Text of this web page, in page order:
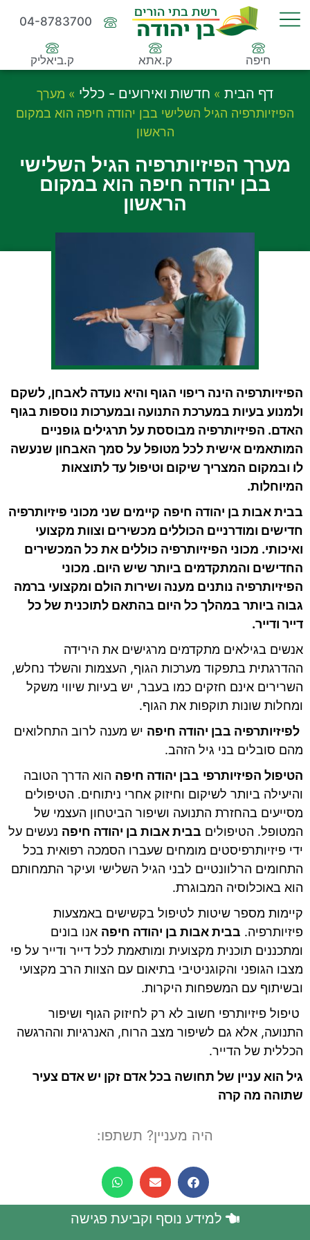
04-8783700
חיפה ק.אתא ק.ביאליק
דף הבית » חדשות ואירועים - כללי » מערך
הפיזיותרפיה הגיל השלישי בבן יהודה חיפה הוא במקום
הראשון
מערך הפיזיותרפיה הגיל השלישי
בבן יהודה חיפה הוא במקום
הראשון
הפיזיותרפיה הינה ריפוי הגוף והיא נועדה לאבחן, לשקם
ולמנוע בעיות במערכת התנועה ובמערכות נוספות בגוף
האדם. הפיזיותרפיה מבוססת על תרגילים גופניים
המותאמים אישית לכל מטופל על סמך האבחון שנעשה
לו ובמקום המצריך שיקום וטיפול עד לתוצאות
המיוחלות.
בבית אבות בן יהודה חיפה קיימים שני מכוני פיזיותרפיה
חדישים ומודרניים הכוללים מכשירים וצוות מקצועי
ואיכותי. מכוני הפיזיותרפיה כוללים את כל המכשירים
החדישים והמתקדמים ביותר שיש היום. מכוני
הפיזיותרפיה נותנים מענה ושירות הולם ומקצועי ברמה
גבוה ביותר במהלך כל היום בהתאם לתוכנית של כל
דייר ודייר.
אנשים בגילאים מתקדמים מרגישים את הירידה
ההדרגתית בתפקוד מערכות הגוף, העצמות והשלד נחלש,
השרירים אינם חזקים כמו בעבר, יש בעיות שיווי משקל
ומחלות שונות תוקפות את הגוף.
לפיזיותרפיה בבן יהודה חיפה יש מענה לרוב התחלואים
מהם סובלים בני גיל הזהב.
הטיפול הפיזיותרפי בבן יהודה חיפה הוא הדרך הטובה
והיעילה ביותר לשיקום וחיזוק אחרי ניתוחים. הטיפולים
מסייעים בהחזרת התנועה ושיפור הביטחון העצמי של
המטופל. הטיפולים בבית אבות בן יהודה חיפה נעשים על
ידי פיזיותרפיסטים מומחים שעברו הסמכה רפואית בכל
התחומים הרלוונטיים לבני הגיל השלישי ועיקר התמחותם
הוא באוכלוסיה המבוגרת.
קיימות מספר שיטות לטיפול בקשישים באמצעות
פיזיותרפיה. בבית אבות בן יהודה חיפה אנו בונים
ומתכננים תוכנית מקצועית ומותאמת לכל דייר ודייר על פי
מצבו הגופני והקוגניטיבי בתיאום עם הצוות הרב מקצועי
ובשיתוף עם המשפחות היקרות.
טיפול פיזיותרפי חשוב לא רק לחיזוק הגוף ושיפור
התנועה, אלא גם לשיפור מצב הרוח, האנרגיות וההרגשה
הכללית של הדייר.
גיל הוא עניין של תחושה בכל אדם זקן יש אדם צעיר
שתוהה מה קרה
היה מעניין? תשתפו:
למידע נוסף וקביעת פגישה